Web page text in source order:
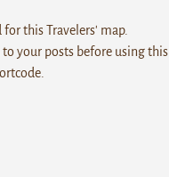
this Travelers' map.
to your posts before using this